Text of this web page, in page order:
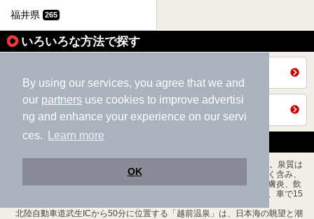
By using our services, you agree that we and
our partners use cookies to improve advertisi
ng and enhance your experience on our servi
ces.
Learn more
OK
福井県 265
いろいろな方法で探す
福井県トップを見る
『福井県』の温泉・銭湯
「芦原温泉」は、小松空港から車で45分、県北部に位置しています。泉質は
中性～微アルカリ性の含塩化土類食塩泉でナトリウム、カリウムを多く含み、
効能としては、浴用：リウマチ・慢性皮膚炎・神経痛・アトピー性皮膚炎、飲
用：慢性胃カタル・慢性胃酸減少症とされています。周辺観光として、車で15
北陸自動車道武生ICから50分に位置する「越前温泉」は、日本海の眺望と潮